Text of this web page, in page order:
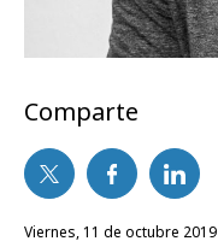
Comparte
viernes, 11 de octubre 2019